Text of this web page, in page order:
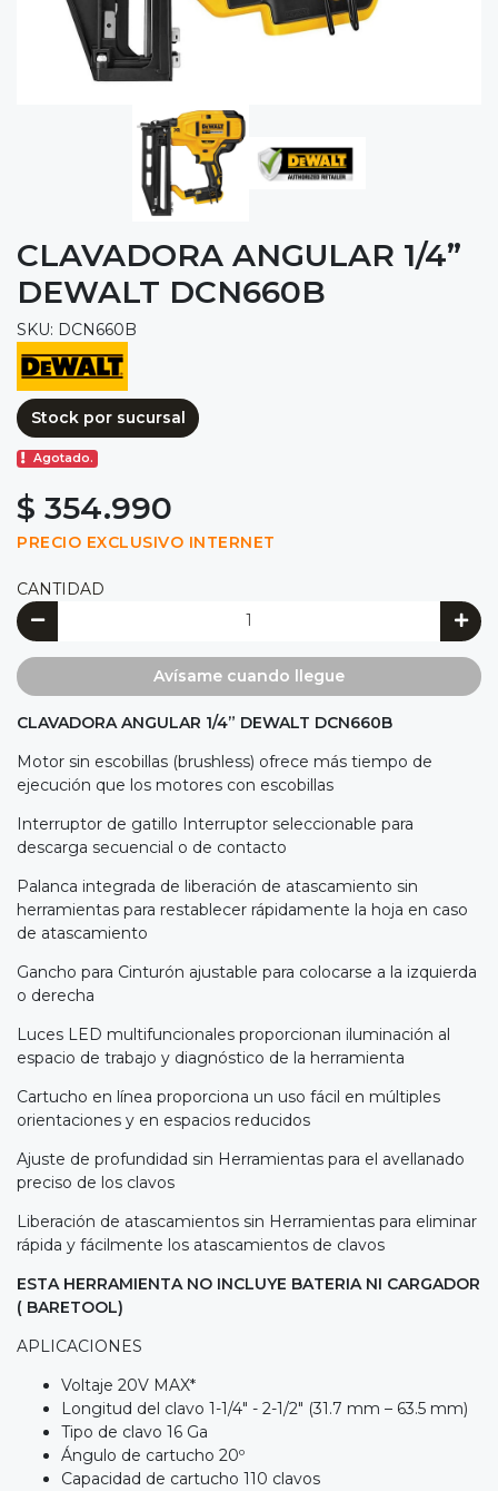
CLAVADORA ANGULAR 1/4”
DEWALT DCN660B
SKU: DCN660B
Stock por sucursal
Agotado.
$ 354.990
PRECIO EXCLUSIVO INTERNET
CANTIDAD
Avísame cuando llegue
CLAVADORA ANGULAR 1/4” DEWALT DCN660B
Motor sin escobillas (brushless) ofrece más tiempo de
ejecución que los motores con escobillas
Interruptor de gatillo Interruptor seleccionable para
descarga secuencial o de contacto
Palanca integrada de liberación de atascamiento sin
herramientas para restablecer rápidamente la hoja en caso
de atascamiento
Gancho para Cinturón ajustable para colocarse a la izquierda
o derecha
Luces LED multifuncionales proporcionan iluminación al
espacio de trabajo y diagnóstico de la herramienta
Cartucho en línea proporciona un uso fácil en múltiples
orientaciones y en espacios reducidos
Ajuste de profundidad sin Herramientas para el avellanado
preciso de los clavos
Liberación de atascamientos sin Herramientas para eliminar
rápida y fácilmente los atascamientos de clavos
ESTA HERRAMIENTA NO INCLUYE BATERIA NI CARGADOR
( BARETOOL)
APLICACIONES
Voltaje 20V MAX*
Longitud del clavo 1-1/4" - 2-1/2" (31.7 mm – 63.5 mm)
Tipo de clavo 16 Ga
Ángulo de cartucho 20º
Capacidad de cartucho 110 clavos